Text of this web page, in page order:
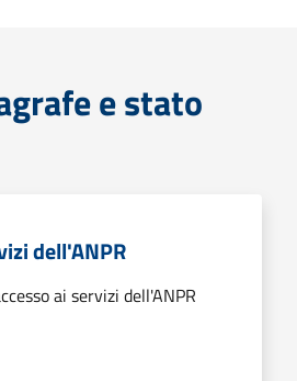
e stato
dell'ANPR
ai servizi dell'ANPR